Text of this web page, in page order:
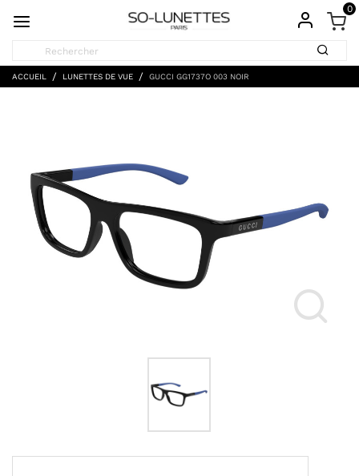
0
ACCUEIL LUNETTES DE VUE GUCCI GG1737O 003 NOIR